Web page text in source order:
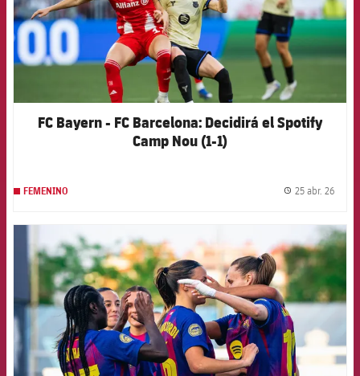
FC Bayern - FC Barcelona: Decidirá el Spotify
Camp Nou (1-1)
FEMENINO 25 abr. 26